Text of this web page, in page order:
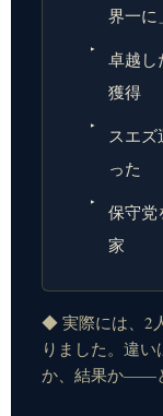
界一に」
卓越し
獲得
スエズ
った
保守党
家
◆ 実際には、2
りました。違
か、結果か——